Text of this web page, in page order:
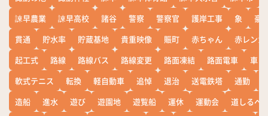
諫早農業
諫早高校 諸谷 警察 警察官 護岸工事 象
豪
貫通
貯水率 貯蔵基地 貴重映像 賑町 赤ちゃん
赤レンガ
起工式
路線 路線バス 路線変更 路面凍結 路面電車
車
軟式テニス
転換 軽自動車 追悼 退治 送電鉄塔 通勤
造船
進水 遊び 遊園地 遊覧船 運休 運動会
道しるべ